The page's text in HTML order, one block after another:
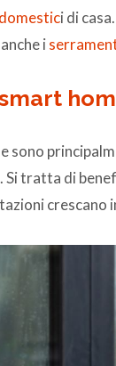
i di
i
sono
. Si tratta di
crescano